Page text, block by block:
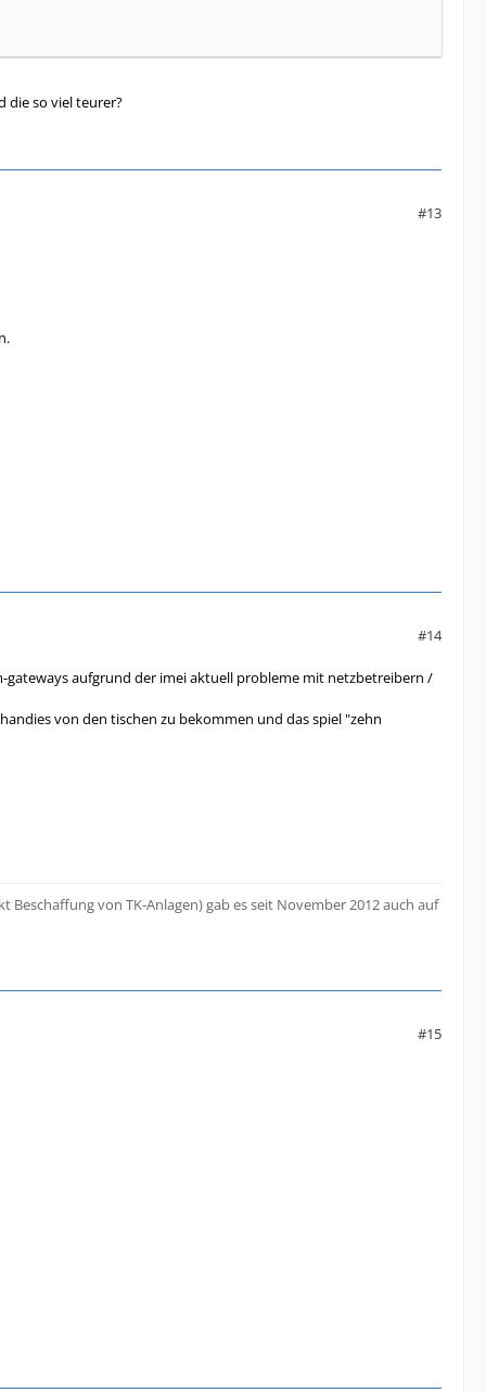
die so viel teurer?
#13
#14
aufgrund der imei aktuell probleme mit netzbetreibern /
von den tischen zu bekommen und das spiel "zehn
von TK-Anlagen) gab es seit November 2012 auch auf
#15